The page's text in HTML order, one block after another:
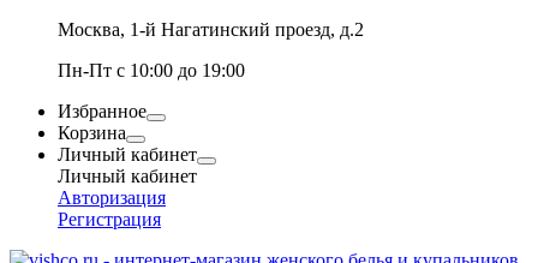
Москва, 1-й Нагатинский проезд, д.2
Пн-Пт с 10:00 до 19:00
Избранное
Корзина
Личный кабинет
Личный кабинет
Авторизация
Регистрация